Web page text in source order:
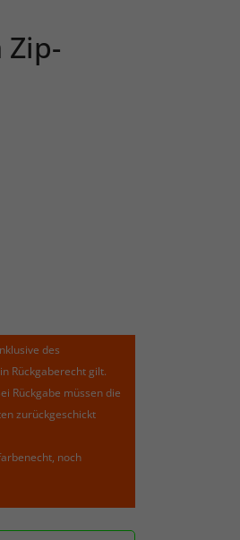
Zip-
des
Rückgaberecht gilt.
Rückgabe müssen die
zurückgeschickt
noch